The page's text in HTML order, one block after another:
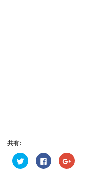
共有:
ク
リ
Facebook
で
ク
リ